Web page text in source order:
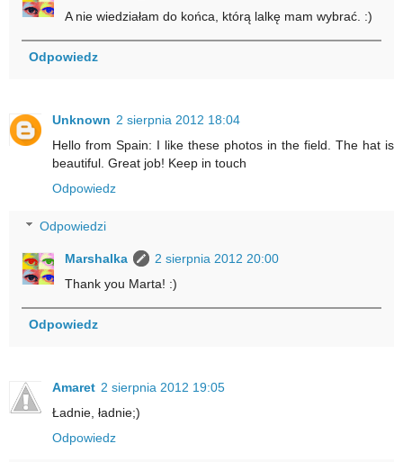
A nie wiedziałam do końca, którą lalkę mam wybrać. :)
Odpowiedz
Unknown 2 sierpnia 2012 18:04
Hello from Spain: I like these photos in the field. The hat is
beautiful. Great job! Keep in touch
Odpowiedz
Odpowiedzi
Marshalka
2 sierpnia 2012 20:00
Thank you Marta! :)
Odpowiedz
Amaret 2 sierpnia 2012 19:05
Ładnie, ładnie;)
Odpowiedz